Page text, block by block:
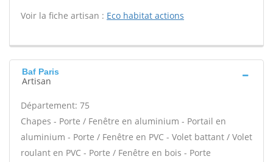
Voir la fiche artisan : Eco habitat actions
Baf Paris
Artisan
Département: 75
Chapes - Porte / Fenêtre en aluminium - Portail en
aluminium - Porte / Fenêtre en PVC - Volet battant / Volet
roulant en PVC - Porte / Fenêtre en bois - Porte